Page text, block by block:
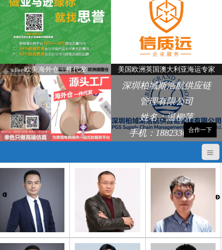
欧美海外仓一件代发 美国欧洲英国澳大利亚海运专家
深圳柏域斯浩航供应链
管理有限公司
姓名：温柳萍
手机：18823368248
合作一下